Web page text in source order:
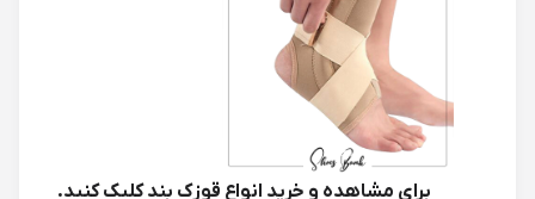
برای مشاهده و خرید انواع قوزک بندکلیک کنید.